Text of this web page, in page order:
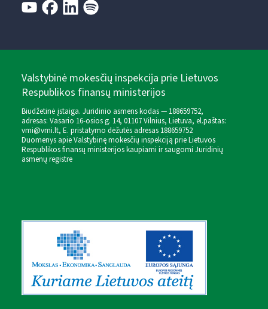
Valstybinė mokesčių inspekcija prie Lietuvos
Respublikos finansų ministerijos
Biudžetinė įstaiga. Juridinio asmens kodas — 188659752,
adresas: Vasario 16-osios g. 14, 01107 Vilnius, Lietuva, el.paštas:
vmi@vmi.lt, E. pristatymo dėžutės adresas 188659752
Duomenys apie Valstybinę mokesčių inspekciją prie Lietuvos
Respublikos finansų ministerijos kaupiami ir saugomi Juridinių
asmenų registre